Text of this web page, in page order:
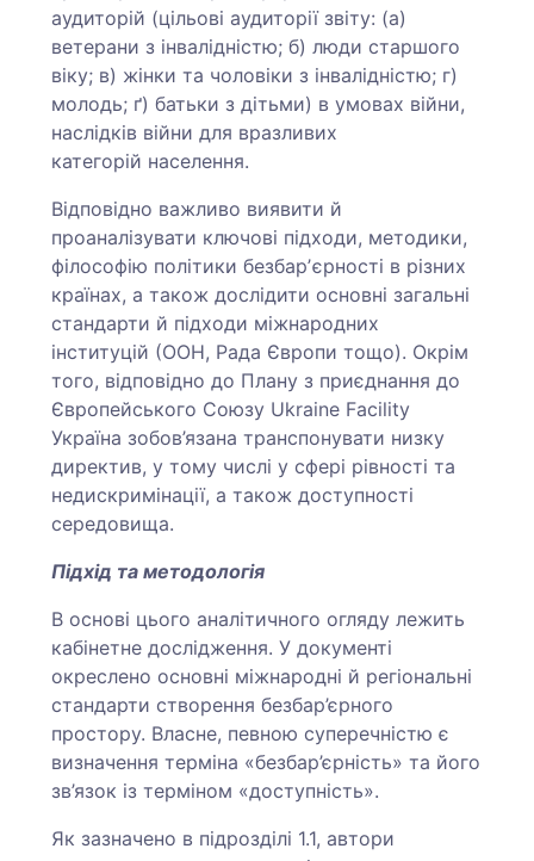
аудиторій (цільові аудиторії звіту: (а)
ветерани з інвалідністю; б) люди старшого
віку; в) жінки та чоловіки з інвалідністю; г)
молодь; ґ) батьки з дітьми) в умовах війни,
наслідків війни для вразливих
категорій населення.
Відповідно важливо виявити й
проаналізувати ключові підходи, методики,
філософію політики безбарʼєрності в різних
країнах, а також дослідити основні загальні
стандарти й підходи міжнародних
інституцій (ООН, Рада Європи тощо). Окрім
того, відповідно до Плану з приєднання до
Європейського Союзу Ukraine Facility
Україна зобов’язана транспонувати низку
директив, у тому числі у сфері рівності та
недискримінації, а також доступності
середовища.
Підхід та методологія
В основі цього аналітичного огляду лежить
кабінетне дослідження. У документі
окреслено основні міжнародні й регіональні
стандарти створення безбар’єрного
простору. Власне, певною суперечністю є
визначення терміна «безбар’єрність» та його
зв’язок із терміном «доступність».
Як зазначено в підрозділі 1.1, автори